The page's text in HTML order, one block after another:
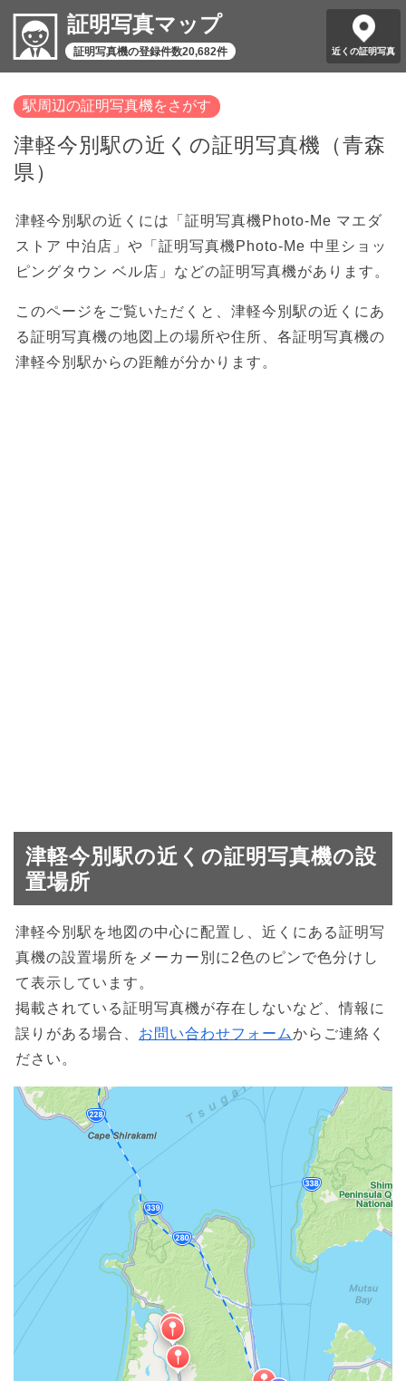
証明写真マップ
証明写真機の登録件数20,682件 近くの証明写真
駅周辺の証明写真機をさがす
津軽今別駅の近くの証明写真機（青森
県）
津軽今別駅の近くには「証明写真機Photo-Me マエダ
ストア 中泊店」や「証明写真機Photo-Me 中里ショッ
ピングタウン ベル店」などの証明写真機があります。
このページをご覧いただくと、津軽今別駅の近くにあ
る証明写真機の地図上の場所や住所、各証明写真機の
津軽今別駅からの距離が分かります。
津軽今別駅の近くの証明写真機の設
置場所
津軽今別駅を地図の中心に配置し、近くにある証明写
真機の設置場所をメーカー別に2色のピンで色分けし
て表示しています。
掲載されている証明写真機が存在しないなど、情報に
誤りがある場合、 お問い合わせフォームからご連絡く
ださい。